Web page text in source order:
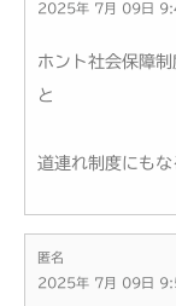
2025年 7月 09日
ホント社会保障
と
道連れ制度にもな
匿名
2025年 7月 09日